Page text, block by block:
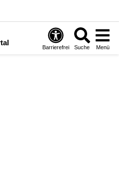
Barrierefrei Suche Menü